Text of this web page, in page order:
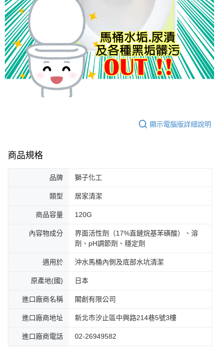
顯示電腦版詳細說明
商品規格
品牌 獅子化工
類型 居家清潔
商品容量 120G
內容物成分
界面活性劑（17%直鏈烷基苯磺酸）、溶
劑、pH調節劑、穩定劑
適用於 沖水馬桶內側及底部水坑清潔
原產地(國) 日本
進口廠商名稱 閣創有限公司
進口廠商地址 新北市汐止區中興路214巷5號3樓
進口廠商電話 02-26949582